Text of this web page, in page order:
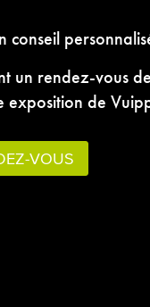
conseil
un rendez-vous
exposition de
VOUS